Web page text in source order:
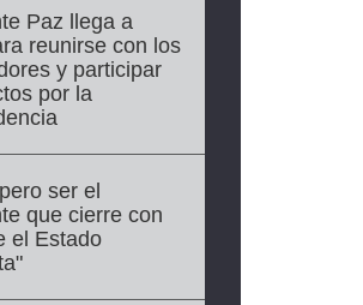
Paz llega a
reunirse con los
y participar
por la
ser el
que cierre con
el Estado